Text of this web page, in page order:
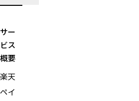
サー
ビス
概要
楽天
ペイ